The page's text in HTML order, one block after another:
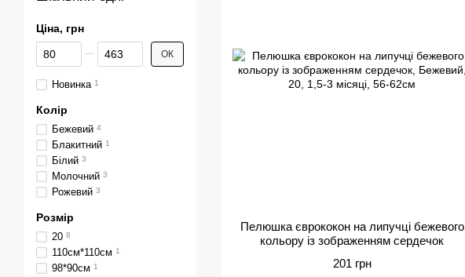
Пелюшка єврококон на липучці бежевого
кольору із зображенням сердечок
201 грн
Ціна, грн
Від Ціна, грн
До Ціна, грн ОК
Новинка 1
Колір
Бежевий 4
Блакитний 1
Білий 3
Молочний 3
Рожевий 3
Розмір
20 8
110см*110см 1
98*90см 1